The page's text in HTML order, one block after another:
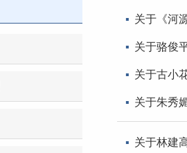
关于《河
关于骆俊
关于古小
关于朱秀
关于林建